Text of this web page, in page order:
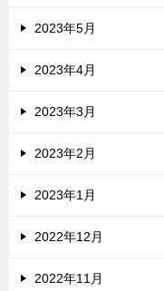
2023年5月
2023年4月
2023年3月
2023年2月
2023年1月
2022年12月
2022年11月